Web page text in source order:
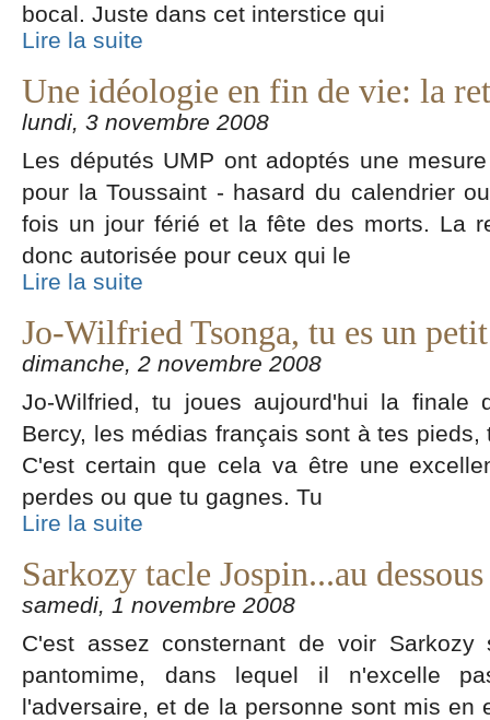
bocal. Juste dans cet interstice qui
Lire la suite
Une idéologie en fin de vie: la
lundi, 3 novembre 2008
Les députés UMP ont adoptés une
pour la Toussaint - hasard du calendrier
fois un jour férié et la fête des morts. La
donc autorisée pour ceux qui le
Lire la suite
Jo-Wilfried Tsonga, tu es un
dimanche, 2 novembre 2008
Jo-Wilfried, tu joues aujourd'hui la finale
Bercy, les médias français sont à tes
C'est certain que cela va être une
perdes ou que tu gagnes. Tu
Lire la suite
Sarkozy tacle Jospin...au
samedi, 1 novembre 2008
C'est assez consternant de voir
pantomime, dans lequel il n'excelle
l'adversaire, et de la personne sont mis en